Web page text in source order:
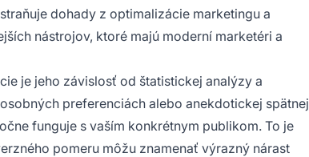
dohady z optimalizácie marketingu a
nástrojov, ktoré majú moderní marketéri a
je jeho závislosť od štatistickej analýzy a
preferenciách alebo anekdotickej spätnej
funguje s vaším konkrétnym publikom. To je
pomeru môžu znamenať výrazný nárast